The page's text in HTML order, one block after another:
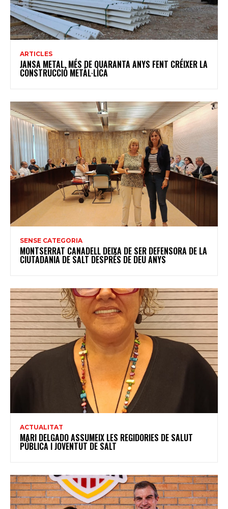
ARTICLES
JANSA METAL, MÉS DE QUARANTA ANYS FENT CRÉIXER LA
CONSTRUCCIÓ METÀL·LICA
SENSE CATEGORIA
MONTSERRAT CANADELL DEIXA DE SER DEFENSORA DE LA
CIUTADANIA DE SALT DESPRÉS DE DEU ANYS
ACTUALITAT
MARI DELGADO ASSUMEIX LES REGIDORIES DE SALUT
PÚBLICA I JOVENTUT DE SALT